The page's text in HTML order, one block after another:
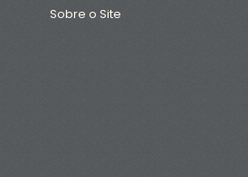
Sobre o Site